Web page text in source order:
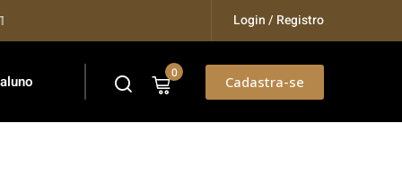
Login / Registro
0 Cadastra-se